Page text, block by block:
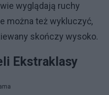
wyglądają ruchy
można też wykluczyć,
skończy wysoko.
Ekstraklasy